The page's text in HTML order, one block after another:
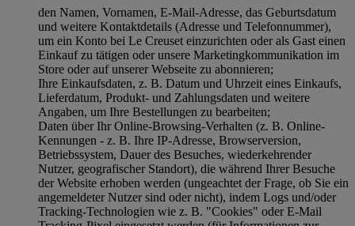
den Namen, Vornamen, E-Mail-Adresse, das Geburtsdatum
und weitere Kontaktdetails (Adresse und Telefonnummer),
um ein Konto bei Le Creuset einzurichten oder als Gast einen
Einkauf zu tätigen oder unsere Marketingkommunikation im
Store oder auf unserer Webseite zu abonnieren;
Ihre Einkaufsdaten, z. B. Datum und Uhrzeit eines Einkaufs,
Lieferdatum, Produkt- und Zahlungsdaten und weitere
Angaben, um Ihre Bestellungen zu bearbeiten;
Daten über Ihr Online-Browsing-Verhalten (z. B. Online-
Kennungen - z. B. Ihre IP-Adresse, Browserversion,
Betriebssystem, Dauer des Besuches, wiederkehrender
Nutzer, geografischer Standort), die während Ihrer Besuche
der Website erhoben werden (ungeachtet der Frage, ob Sie ein
angemeldeter Nutzer sind oder nicht), indem Logs und/oder
Tracking-Technologien wie z. B. "Cookies" oder E-Mail